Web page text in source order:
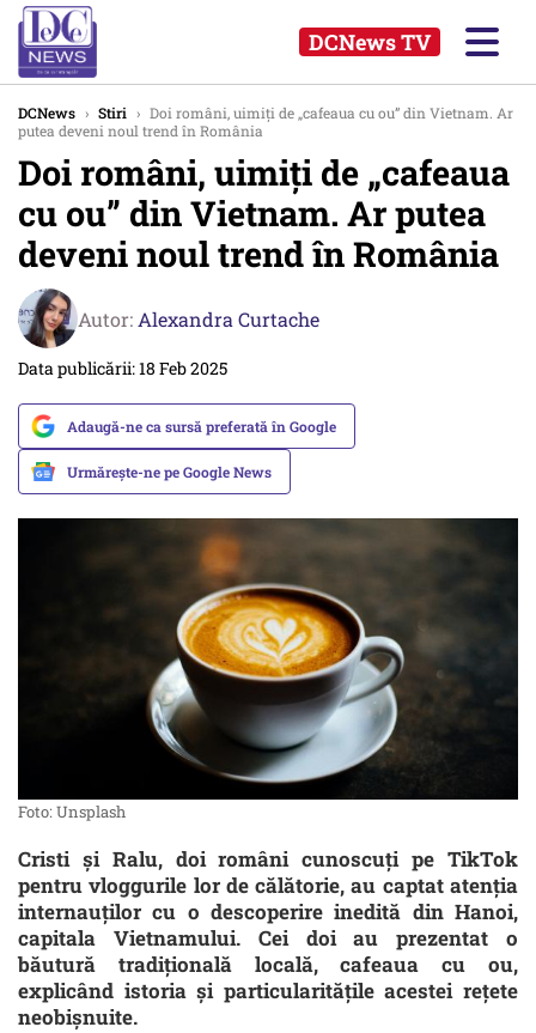
DCNews TV
DCNews › Stiri › Doi români, uimiți de „cafeaua cu ou” din Vietnam. Ar
putea deveni noul trend în România
Doi români, uimiți de „cafeaua
cu ou” din Vietnam. Ar putea
deveni noul trend în România
Autor: Alexandra Curtache
Data publicării: 18 Feb 2025
Adaugă-ne ca sursă preferată în Google
Urmărește-ne pe Google News
Foto: Unsplash
Cristi și Ralu, doi români cunoscuți pe TikTok
pentru vloggurile lor de călătorie, au captat atenția
internauților cu o descoperire inedită din Hanoi,
capitala Vietnamului. Cei doi au prezentat o
băutură tradițională locală, cafeaua cu ou,
explicând istoria și particularitățile acestei rețete
neobișnuite.